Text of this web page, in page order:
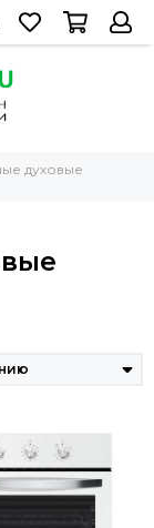
духовые